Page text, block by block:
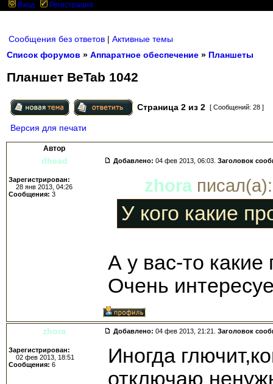
Вход Регистрация
Сообщения без ответов | Активные темы
Список форумов » Аппаратное обеспечение » Планшеты
Планшет BeTab 1042
Страница 2 из 2 [ Сообщений: 28 ]
Версия для печати
Автор
dhead Добавлено: 04 фев 2013, 06:03. Заголовок
Зарегистрирован:
28 янв 2013, 04:26
Сообщения: 3 zhora писал(а):
У кого какие
А у вас-то
Очень
zhora Добавлено: 04 фев 2013, 21:21. Заголовок
Зарегистрирован:
02 фев 2013, 18:51
Сообщения: 6
Иногда
отключаю